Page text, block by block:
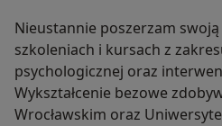
Nieustannie poszerzam
szkoleniach i kursach z
psychologicznej oraz
Wykształcenie bezowe
Wrocławskim oraz